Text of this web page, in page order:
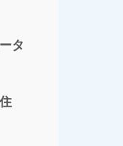
タ